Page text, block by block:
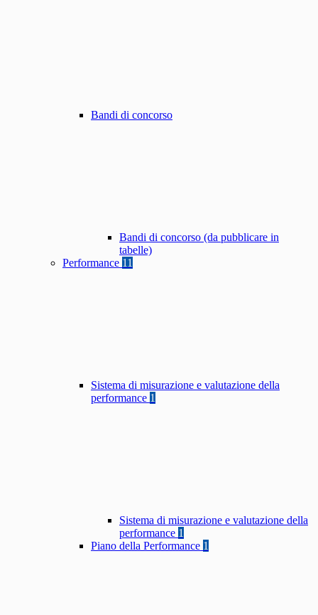
Bandi di concorso
Bandi di concorso (da pubblicare in
tabelle)
Performance 11
Sistema di misurazione e valutazione della
performance 1
Sistema di misurazione e valutazione della
performance 1
Piano della Performance 1